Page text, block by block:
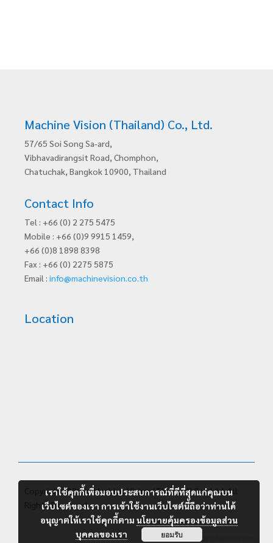
Machine Vision (Thailand) Co., Ltd.
57/65 Soi Song Sa-ard,
Vibhavadirangsit Road, Chomphon,
Chatuchak, Bangkok 10900, Thailand
Contact Info
Tel : +66 (0) 2 275 5475
Mobile : +66 (0)9 9915 1459,
+66 (0)8 1898 8398
Fax : +66 (0) 2275 5875
Email : info@machinevision.co.th
Location
Copyright ©2026 Machine Vision (Thailand) Co., Ltd. All
Rights Reserved.
Designed by
เราใช้คุกกี้เพื่อมอบประสบการณ์ที่ดีที่สุดแก่คุณบน
เว็บไซต์ของเรา การเข้าใช้งานเว็บไซต์นี้ถือว่าท่านได้
อนุญาตให้เราใช้คุกกี้ตาม นโยบายคุ้มครองข้อมูลส่วน
บุคคลของเรา
ยอมรับ